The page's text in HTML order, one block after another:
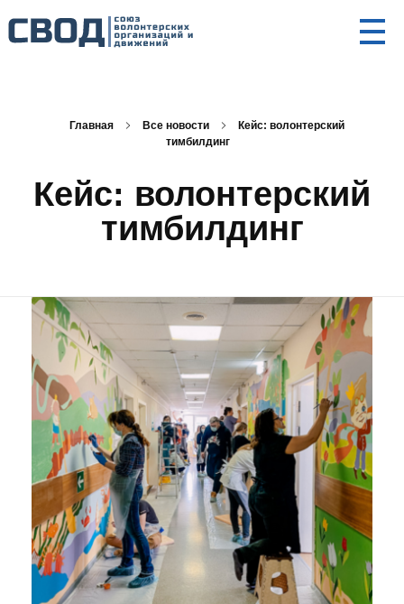
Главная Все новости
Кейс: волонтерский
тимбилдинг
Кейс: волонтерский
тимбилдинг